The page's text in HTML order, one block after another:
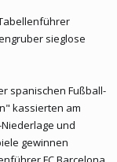
sieglose
spanischen Fußball-
kassierten am
und
gewinnen